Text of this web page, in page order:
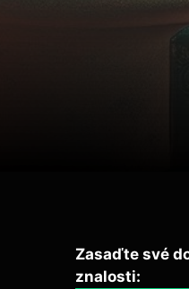
Zasaďte své
znalosti: